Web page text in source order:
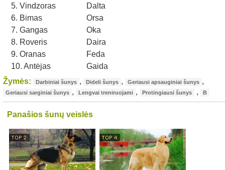
5. Vindzoras
Dalta
6. Bimas
Orsa
7. Gangas
Oka
8. Roveris
Daira
9. Oranas
Feda
10. Antėjas
Gaida
Žymės:
Darbiniai šunys , Dideli šunys , Geriausi apsauginiai šunys ,
Geriausi sarginiai šunys , Lengvai treniruojami , Protingiausi šunys , B
Panašios šunų veislės